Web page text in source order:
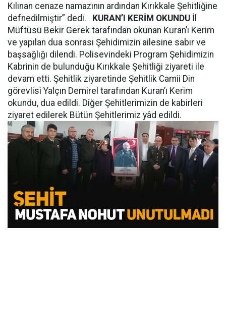
Kılınan cenaze namazının ardından Kırıkkale Şehitliğine
defnedilmiştir” dedi.
KURAN’I KERİM OKUNDU İl
Müftüsü Bekir Gerek tarafından okunan Kuran’ı Kerim
ve yapılan dua sonrası Şehidimizin ailesine sabır ve
başsağlığı dilendi. Polisevindeki Program Şehidimizin
Kabrinin de bulunduğu Kırıkkale Şehitliği ziyareti ile
devam etti. Şehitlik ziyaretinde Şehitlik Camii Din
görevlisi Yalçın Demirel tarafından Kuran’ı Kerim
okundu, dua edildi. Diğer Şehitlerimizin de kabirleri
ziyaret edilerek Bütün Şehitlerimiz yâd edildi.